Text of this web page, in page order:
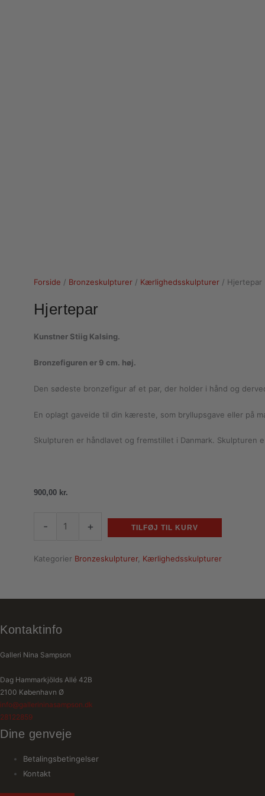
Forside / Bronzeskulpturer / Kærlighedsskulpturer / Hjertepar
Hjertepar
Kunstner Stiig Kalsing.
Bronzefiguren er 9 cm. høj.
Den sødeste bronzefigur af et par, der holder i hånd og
En oplagt gaveide til din kæreste, som bryllupsgave eller på
Skulpturen er håndlavet og fremstillet i Danmark. Skulpturen
900,00 kr.
- + TILFØJ TIL KURV
Kategorier Bronzeskulpturer, Kærlighedsskulpturer
Kontaktinfo
Galleri Nina Sampson
Dag Hammarkjölds Allé 42B
2100 København Ø
info@gallerininasampson.dk
28122859
Dine genveje
Betalingsbetingelser
Kontakt